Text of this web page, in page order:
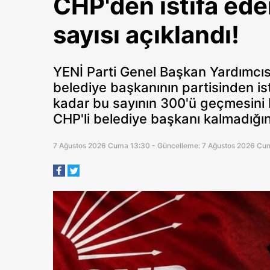
CHP'den istifa
sayısı açıklandı!
YENİ Parti Genel Başkan
belediye başkanının partisinden
kadar bu sayının 300'ü
CHP'li belediye başkanı
7 Ağustos 2026 Cuma 13:30 - Güncelleme: 7 Ağustos 2026